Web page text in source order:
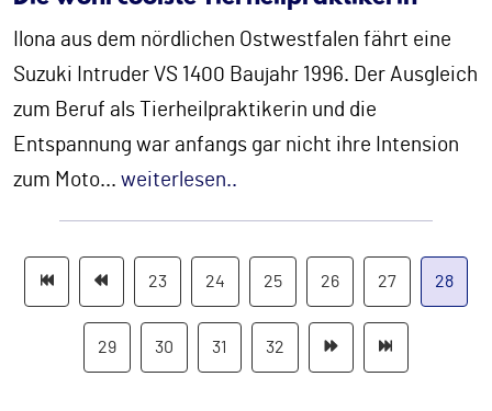
Ilona aus dem nördlichen Ostwestfalen fährt eine
Suzuki Intruder VS 1400 Baujahr 1996. Der Ausgleich
zum Beruf als Tierheilpraktikerin und die
Entspannung war anfangs gar nicht ihre Intension
zum Moto... weiterlesen..
23 24 25 26 27 28
29 30 31 32